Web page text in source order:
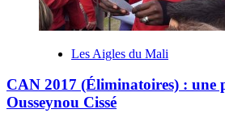
Les Aigles du Mali
CAN 2017 (Éliminatoires) : une
Ousseynou Cissé